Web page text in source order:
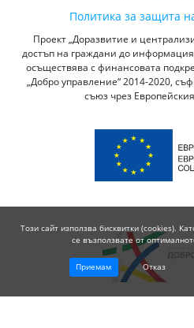
Политика за защита
Проект „Доразвитие и
достъп на граждани до
осъществява с финансовата
„Добро управление“ 2014-2020,
съюз чрез
Този сайт използва бисквитки (cookies).
се възползвате от
Приемам Отказ